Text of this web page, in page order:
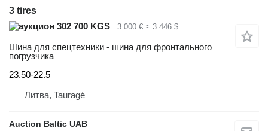
3 tires
302 700 KGS
3 000 € ≈ 3 446 $
Шина для спецтехники - шина для фронтального
погрузчика
23.50-22.5
Литва, Tauragė
Auction Baltic UAB